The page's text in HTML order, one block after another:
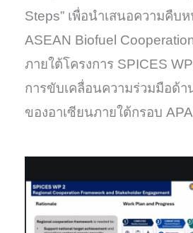
Steps” เพื่อนำเสนอความคืบ
ASEAN Biofuel
ภายใต้โครงการ SPICES
การขับเคลื่อนความร่วมมือด้า
ของอาเซียนภายใต้กรอบ